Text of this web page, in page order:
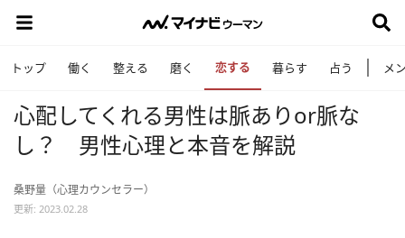
トップ 働く 整える 磨く 恋する 暮らす 占う メ
心配してくれる男性は脈ありor脈な
し？ 男性心理と本音を解説
桑野量（心理カウンセラー）
更新: 2023.02.28